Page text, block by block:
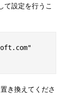
て設定を行うこ
き換えてくださ